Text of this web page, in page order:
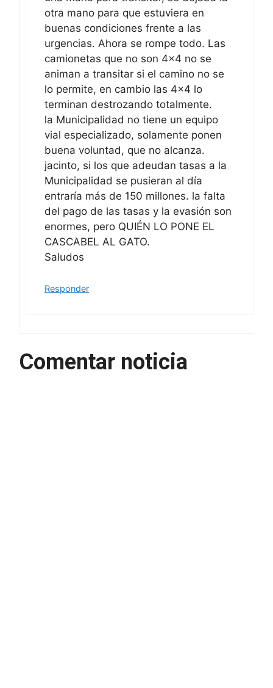
otra mano para que estuviera en
buenas condiciones frente a las
urgencias. Ahora se rompe todo. Las
camionetas que no son 4×4 no se
animan a transitar si el camino no se
lo permite, en cambio las 4×4 lo
terminan destrozando totalmente.
la Municipalidad no tiene un equipo
vial especializado, solamente ponen
buena voluntad, que no alcanza.
jacinto, si los que adeudan tasas a la
Municipalidad se pusieran al día
entraría más de 150 millones. la falta
del pago de las tasas y la evasión son
enormes, pero QUIÉN LO PONE EL
CASCABEL AL GATO.
Saludos
Responder
Comentar noticia